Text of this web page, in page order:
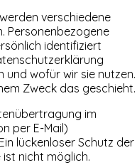
verschiedene
Personenbezogene
identifiziert
und wofür wir sie nutzen.
Zweck das geschieht.
im
per E-Mail)
lückenloser Schutz der
nicht möglich.